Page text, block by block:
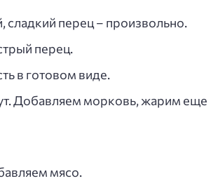
перец – произвольно.
перец.
в готовом виде.
Добавляем морковь, жарим еще
мясо.